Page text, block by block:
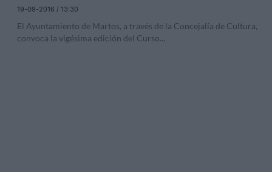
19-09-2016 / 13:30
El Ayuntamiento de Martos, a través de la Concejalía de Cultura,
convoca la vigésima edición del Curso...